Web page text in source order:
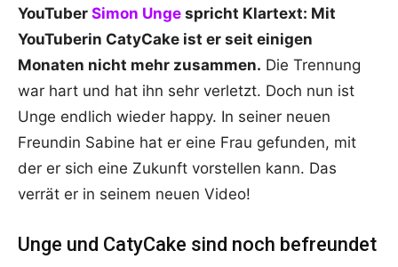
YouTuber Simon Unge spricht Klartext: Mit
YouTuberin CatyCake ist er seit einigen
Monaten nicht mehr zusammen. Die Trennung
war hart und hat ihn sehr verletzt. Doch nun ist
Unge endlich wieder happy. In seiner neuen
Freundin Sabine hat er eine Frau gefunden, mit
der er sich eine Zukunft vorstellen kann. Das
verrät er in seinem neuen Video!
Unge und CatyCake sind noch befreundet